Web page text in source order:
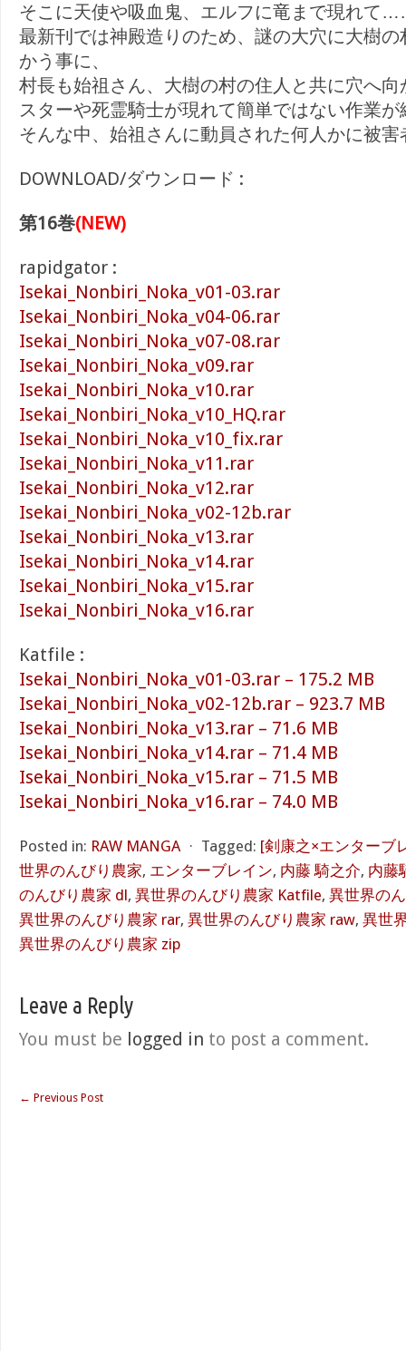
そこに天使や吸血鬼、エルフに竜まで現れて
最新刊では神殿造りのため、謎の大穴に大樹
かう事に、
村長も始祖さん、大樹の村の住人と共に穴へ
スターや死霊騎士が現れて簡単ではない作業
そんな中、始祖さんに動員された何人かに被害
DOWNLOAD/ダウンロード :
第16巻(NEW)
rapidgator :
Isekai_Nonbiri_Noka_v01-03.rar
Isekai_Nonbiri_Noka_v04-06.rar
Isekai_Nonbiri_Noka_v07-08.rar
Isekai_Nonbiri_Noka_v09.rar
Isekai_Nonbiri_Noka_v10.rar
Isekai_Nonbiri_Noka_v10_HQ.rar
Isekai_Nonbiri_Noka_v10_fix.rar
Isekai_Nonbiri_Noka_v11.rar
Isekai_Nonbiri_Noka_v12.rar
Isekai_Nonbiri_Noka_v02-12b.rar
Isekai_Nonbiri_Noka_v13.rar
Isekai_Nonbiri_Noka_v14.rar
Isekai_Nonbiri_Noka_v15.rar
Isekai_Nonbiri_Noka_v16.rar
Katfile :
Isekai_Nonbiri_Noka_v01-03.rar – 175.2 MB
Isekai_Nonbiri_Noka_v02-12b.rar – 923.7 MB
Isekai_Nonbiri_Noka_v13.rar – 71.6 MB
Isekai_Nonbiri_Noka_v14.rar – 71.4 MB
Isekai_Nonbiri_Noka_v15.rar – 71.5 MB
Isekai_Nonbiri_Noka_v16.rar – 74.0 MB
Posted in: RAW MANGA ⋅ Tagged: [剣康之×エンターブ
世界のんびり農家, エンターブレイン, 内藤 騎之介, 内藤
のんびり農家 dl, 異世界のんびり農家 Katfile, 異世界の
異世界のんびり農家 rar, 異世界のんびり農家 raw, 異世
異世界のんびり農家 zip
Leave a Reply
You must be logged in to post a comment.
← Previous Post